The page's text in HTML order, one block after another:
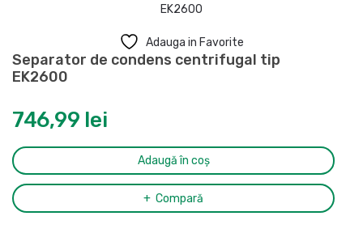
Adauga in Favorite
Separator de condens centrifugal tip
EK2600
746,99 lei
Adaugă în coș
Compară